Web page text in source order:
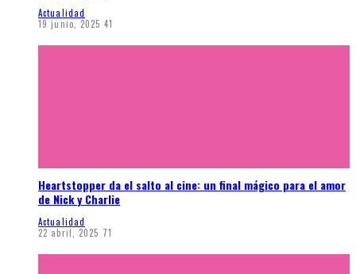
Actualidad
19 junio, 2025 41
Heartstopper da el salto al cine: un final mágico para el amor
de Nick y Charlie
Actualidad
22 abril, 2025 71